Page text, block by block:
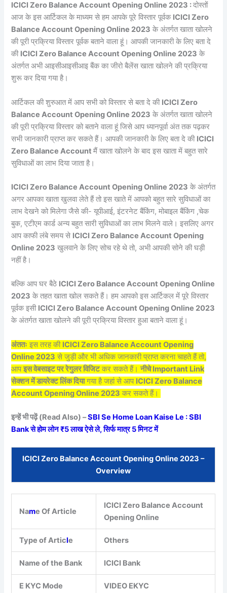
ICICI Zero Balance Account Opening Online 2023 :दोस्तों
आज के इस आर्टिकल के माध्यम से हम आपके पूरे विस्तार पूर्वक ICICI Zero
Balance Account Opening Online 2023 के अंतर्गत खाता खोलने
की पूरी प्रक्रिया विस्तार पूर्वक बताने वाला हूं। आपकी जानकारी के लिए बता दे
की ICICI Zero Balance Account Opening Online 2023 के
अंतर्गत अभी आइसीआइसीआइ बैंक का जीरो बैलेंस खाता खोलने की प्रक्रिया
शुरू कर दिया गया है।
आर्टिकल की शुरुआत में आप सभी को विस्तार से बता दे की ICICI Zero
Balance Account Opening Online 2023 के अंतर्गत खाता खोलने
की पूरी प्रक्रिया विस्तार को बताने वाला हूं जिसे आप ध्यानपूर्वा अंत तक पढ़कर
सभी जानकारी प्राप्त कर सकते हैं। आपकी जानकारी के लिए बता दे की ICICI
Zero Balance Accountमैं खाता खोलने के बाद इस खाता में बहुत सारे
सुविधाओं का लाभ दिया जाता है।
ICICI Zero Balance Account Opening Online 2023 के अंतर्गत
अगर आपका खाता खुलवा लेते हैं तो इस खाते में आपको बहुत सारे सुविधाओं का
लाभ देखने को मिलेगा जैसे की- यूपीआई, इंटरनेट बैंकिंग, मोबाइल बैंकिंग ,चेक
बुक, एटीएम कार्ड अन्य बहुत सारी सुविधाओं का लाभ मिलने वाले। इसलिए अगर
आप काफी लंबे समय से ICICI Zero Balance Account Opening
Online 2023 खुलवाने के लिए सोच रहे थे तो, अभी आपकी सोने की घड़ी
नहीं है।
बल्कि आप घर बैठे ICICI Zero Balance Account Opening Online
2023 के तहत खाता खोल सकते हैं। हम आपको इस आर्टिकल में पूरे विस्तार
पूर्वक इसी ICICI Zero Balance Account Opening Online 2023
के अंतर्गत खाता खोलने की पूरी प्रक्रिया विस्तार हुआ बताने वाला हूं।
अंततः इस तरह की ICICI Zero Balance Account Opening
Online 2023 से जुड़ी और भी अधिक जानकारी प्राप्त करना चाहते हैं तो,
आपइस वेबसाइट पर रेगुलर विजिटकर सकते हैं।नीचे Important Link
सेक्शन में डायरेक्ट लिंक दियागया है जहां से आप ICICI Zero Balance
Account Opening Online 2023 कर सकते हैं।
इन्हें भी पढ़ें (Read Also) –SBI Se Home Loan Kaise Le : SBI
Bank से होम लोन ₹5 लाख ऐसे ले, सिर्फ मात्र 5 मिनट में
ICICI Zero Balance Account Opening Online 2023 –
Overview
Name Of Article
ICICI Zero Balance Account
Opening Online
Type of Article Others
Name of the Bank ICICI Bank
E KYC Mode VIDEO EKYC